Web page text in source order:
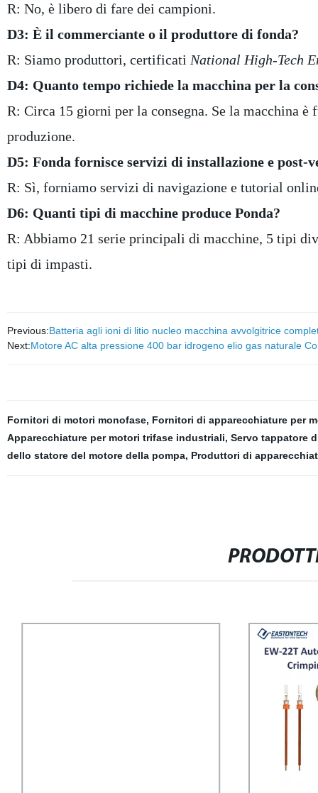
R: No, è libero di fare dei campioni.
D3: È il commerciante o il produttore di fonda?
R: Siamo produttori, certificati National High-Tech
D4: Quanto tempo richiede la macchina per la
R: Circa 15 giorni per la consegna. Se la macchina
produzione.
D5: Fonda fornisce servizi di installazione e post-
R: Sì, forniamo servizi di navigazione e tutorial
D6: Quanti tipi di macchine produce Ponda?
R: Abbiamo 21 serie principali di macchine, 5 tipi
tipi di impasti.
Previous:Batteria agli ioni di litio nucleo macchina avvolgitrice
Next:Motore AC alta pressione 400 bar idrogeno elio gas naturale
Fornitori di motori monofase, Fornitori di apparecchiature per
Apparecchiature per motori trifase industriali, Servo tappatore
dello statore del motore della pompa, Produttori di